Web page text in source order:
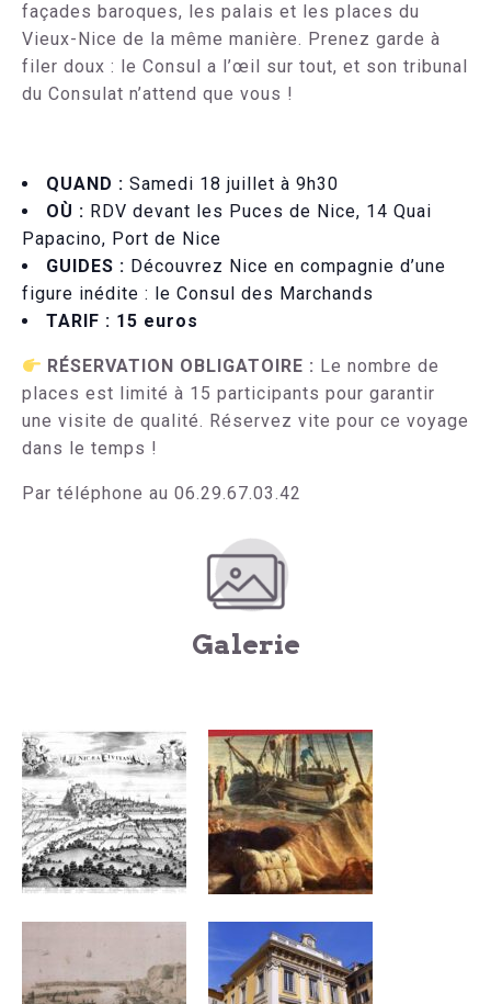
façades baroques, les palais et les places du
Vieux-Nice de la même manière. Prenez garde à
filer doux : le Consul a l’œil sur tout, et son tribunal
du Consulat n’attend que vous !
QUAND : Samedi 18 juillet à 9h30
OÙ : RDV devant les Puces de Nice, 14 Quai
Papacino, Port de Nice
GUIDES : Découvrez Nice en compagnie d’une
figure inédite : le Consul des Marchands
TARIF : 15 euros
RÉSERVATION OBLIGATOIRE : Le nombre de
places est limité à 15 participants pour garantir
une visite de qualité. Réservez vite pour ce voyage
dans le temps !
Par téléphone au 06.29.67.03.42
Galerie